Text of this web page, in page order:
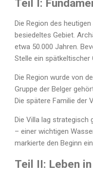
Teil I:
Die Region des
besiedeltes Gebiet.
etwa 50.000 Jahren.
Stelle ein spätkeltischer
Die Region wurde von
Gruppe der Belger
Die spätere Familie der
Die Villa lag strategisch
– einer wichtigen
markierte den Beginn
Teil II: Leben